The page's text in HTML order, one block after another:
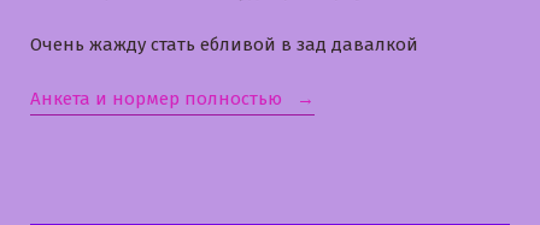
Очень жажду стать ебливой в зад давалкой
Анкета и нормер полностью «Дарина»